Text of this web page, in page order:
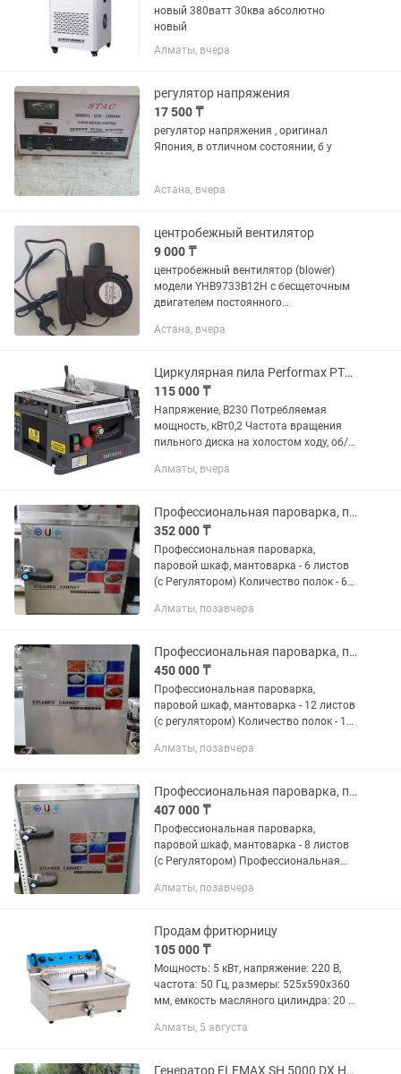
новый 380ватт 30ква абсолютно
новый
Алматы, вчера
регулятор напряжения
17 500 ₸
регулятор напряжения , оригинал
Япония, в отличном состоянии, б у
Астана, вчера
центробежный вентилятор
9 000 ₸
центробежный вентилятор (blower)
модели YHB9733B12H с бесщеточным
двигателем постоянного
напряжения 12 В и потребляет ток 2.94
для...
Астана, вчера
Циркулярная пила Performax PTS-3
115 000 ₸
Напряжение, В230 Потребляемая
мощность, кВт0,2 Частота вращения
пильного диска на холостом ходу, об/
(посадочный) диаметр пильного диска,
Алматы, вчера
Профессиональная пароварка, паровой шкаф, мантоварка6 листов(с Регулятором
352 000 ₸
Профессиональная пароварка,
паровой шкаф, мантоварка - 6 листов
(с Регулятором) Количество полок - 6
9 кВт Давление - 100 - 250 kPa Ширина -
Алматы, позавчера
Профессиональная пароварка, паровой шкаф, мантоварка12 листов
450 000 ₸
Профессиональная пароварка,
паровой шкаф, мантоварка - 12 листов
(с регулятором) Количество полок - 12
12кВт Давление - 100 - 250 kPa Ширина
Алматы, позавчера
Профессиональная пароварка, паровой шкаф, мантоварка 8 листов (с Регуляторо
407 000 ₸
Профессиональная пароварка,
паровой шкаф, мантоварка - 8 листов
(с Регулятором) Профессиональная
листов Напряжение - 380 В Мощность -
Алматы, позавчера
Продам фритюрницу
105 000 ₸
Мощность: 5 кВт, напряжение: 220 В,
частота: 50 Гц, размеры: 525х590х360
мм, емкость масляного цилиндра: 20 л.
кнопки питания, 2 регулятора
Алматы, 5 августа
Генератор ELEMAX SH 5000 DX HONDA